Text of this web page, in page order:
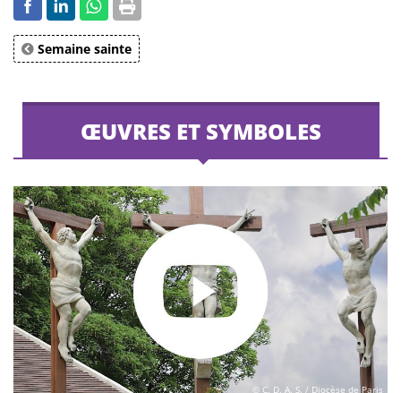
Semaine sainte
ŒUVRES ET SYMBOLES
© C. D. A. S. / Diocèse de Paris